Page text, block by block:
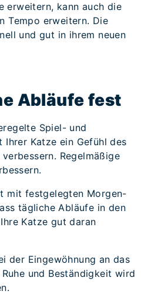
erweitern, kann auch die
Tempo erweitern. Die
und gut in ihrem neuen
Abläufe fest
Spiel- und
Ihrer Katze ein Gefühl des
Regelmäßige
mit festgelegten Morgen-
tägliche Abläufe in den
Katze gut daran
der Eingewöhnung an das
und Beständigkeit wird